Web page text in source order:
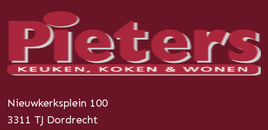
Nieuwkerksplein 100
3311 TJ Dordrecht